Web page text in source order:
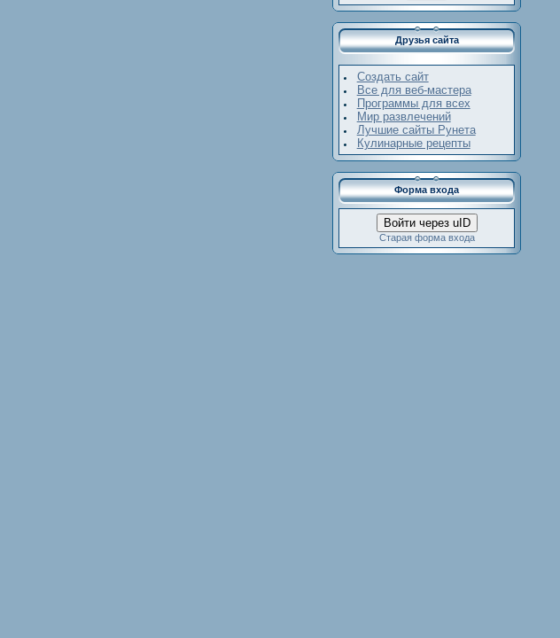
Друзья сайта
Создать сайт
Все для веб-мастера
Программы для всех
Мир развлечений
Лучшие сайты Рунета
Кулинарные рецепты
Форма входа
Войти через uID
Старая форма входа